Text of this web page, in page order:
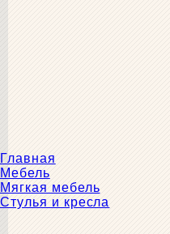
Главная
Мебель
Мягкая мебель
Стулья и кресла